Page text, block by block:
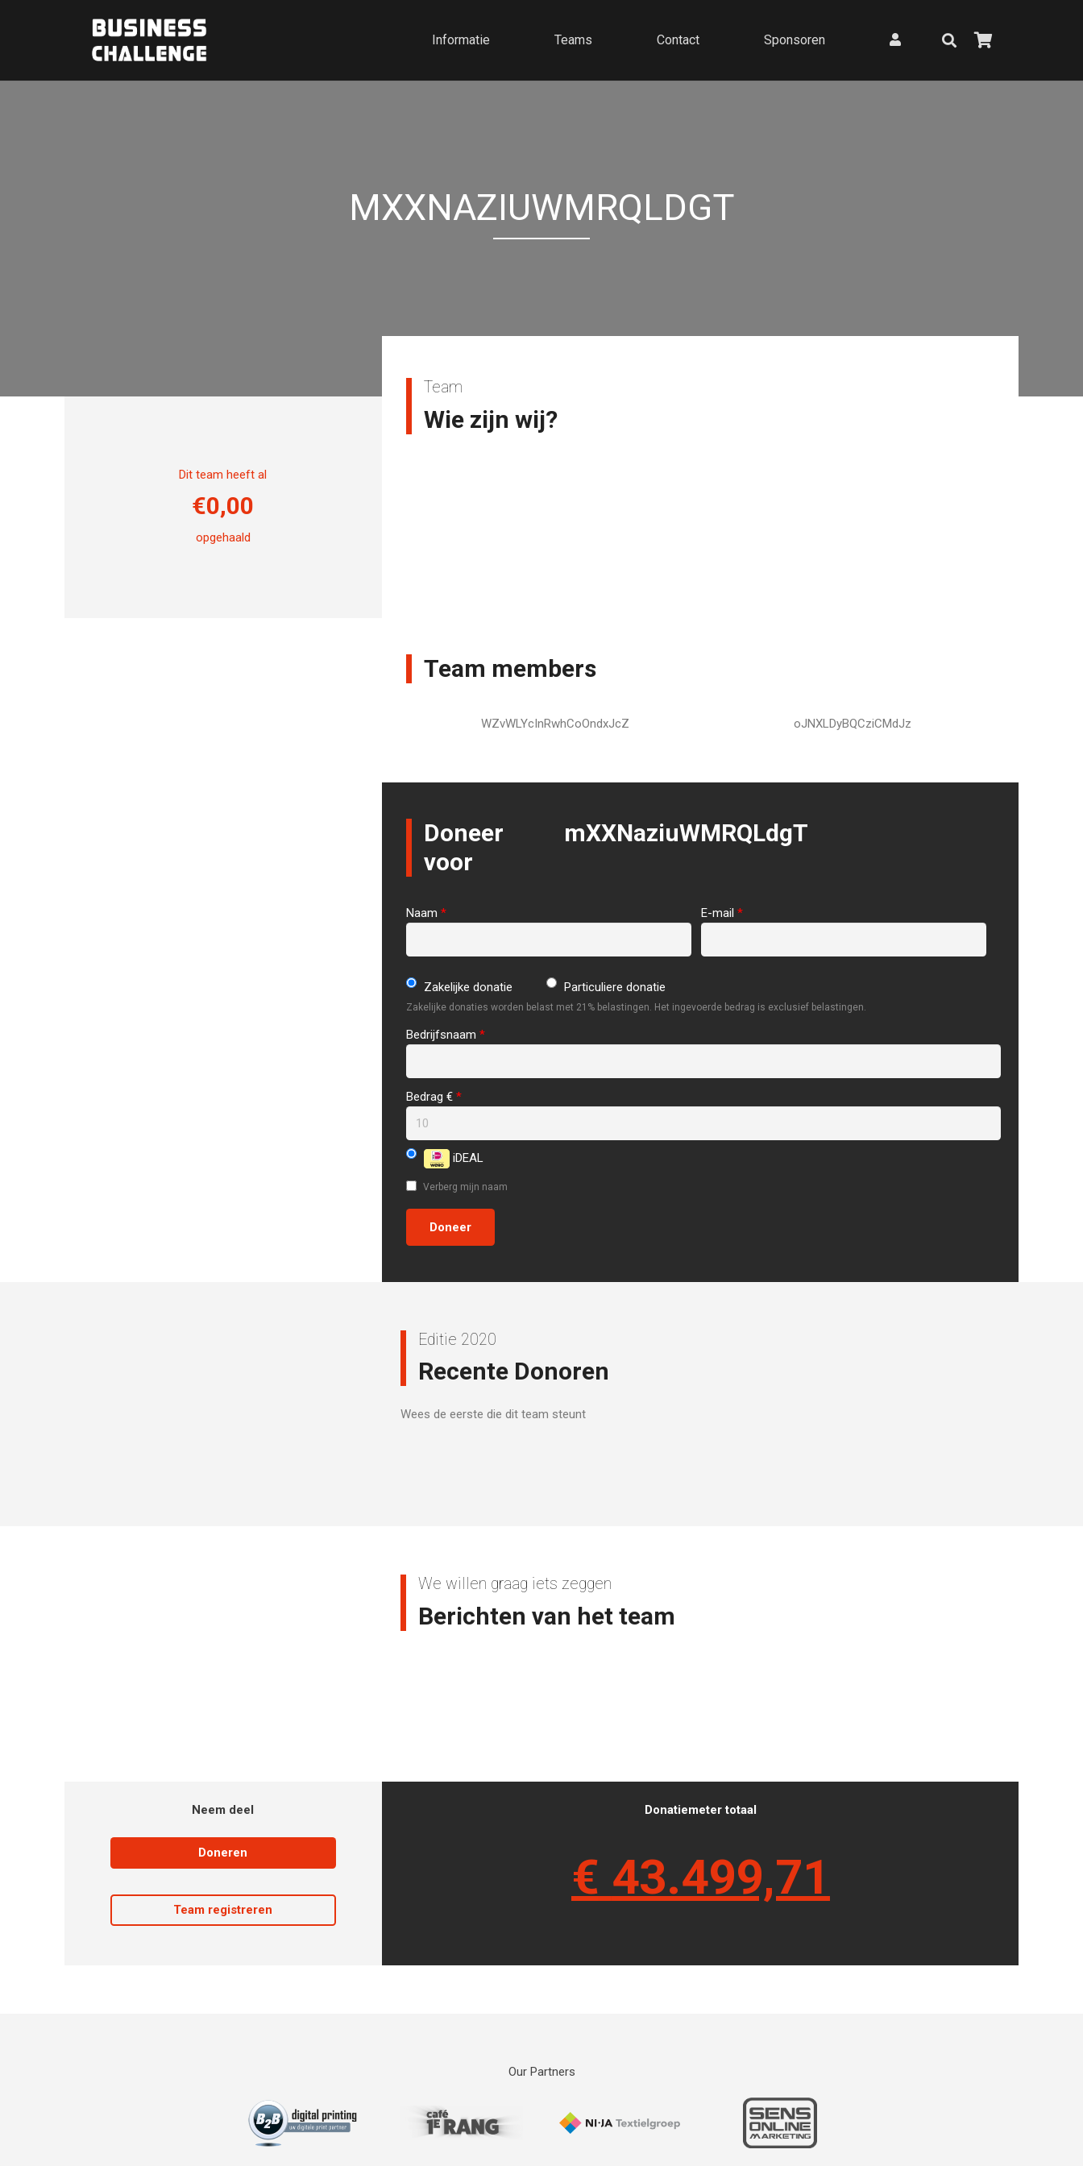
Informatie Teams Contact Sponsoren
MXXNAZIUWMRQLDGT
Dit team heeft al
€0,00
opgehaald
Team
Wie zijn wij?
Team members
WZvWLYcInRwhCoOndxJcZ oJNXLDyBQCziCMdJz
Doneer
voor
mXXNaziuWMRQLdgT
Naam* E-mail *
Zakelijke donatie Particuliere donatie
Zakelijke donaties worden belast met 21% belastingen. Het ingevoerde bedrag is exclusief belastingen.
Bedrijfsnaam*
Bedrag €*
iDEAL
Verberg mijn naam
Editie 2020
Recente Donoren
Wees de eerste die dit team steunt
We willen graag iets zeggen
Berichten van het team
Neem deel
Doneren
Team registreren
Donatiemeter totaal
€ 43.499,71
Our Partners